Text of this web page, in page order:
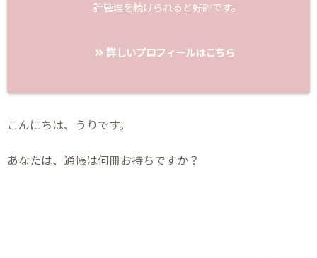
計管理を続けられると好評です。
詳しいプロフィールはこちら
こんにちは、うりです。
あなたは、通帳は何冊お持ちですか？